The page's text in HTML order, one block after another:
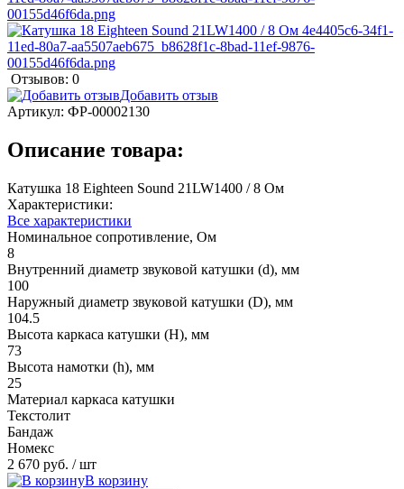
Отзывов: 0
Добавить отзыв
Артикул: ФР-00002130
Описание товара:
Катушка 18 Eighteen Sound 21LW1400 / 8 Ом
Характеристики:
Все характеристики
Номинальное сопротивление, Ом
8
Внутренний диаметр звуковой катушки (d), мм
100
Наружный диаметр звуковой катушки (D), мм
104.5
Высота каркаса катушки (H), мм
73
Высота намотки (h), мм
25
Материал каркаса катушки
Текстолит
Бандаж
Номекс
2 670 руб. / шт
В корзину